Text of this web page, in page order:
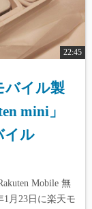
22:45
バイル製
mini」
イル
Mobile 無
月23日に楽天モ